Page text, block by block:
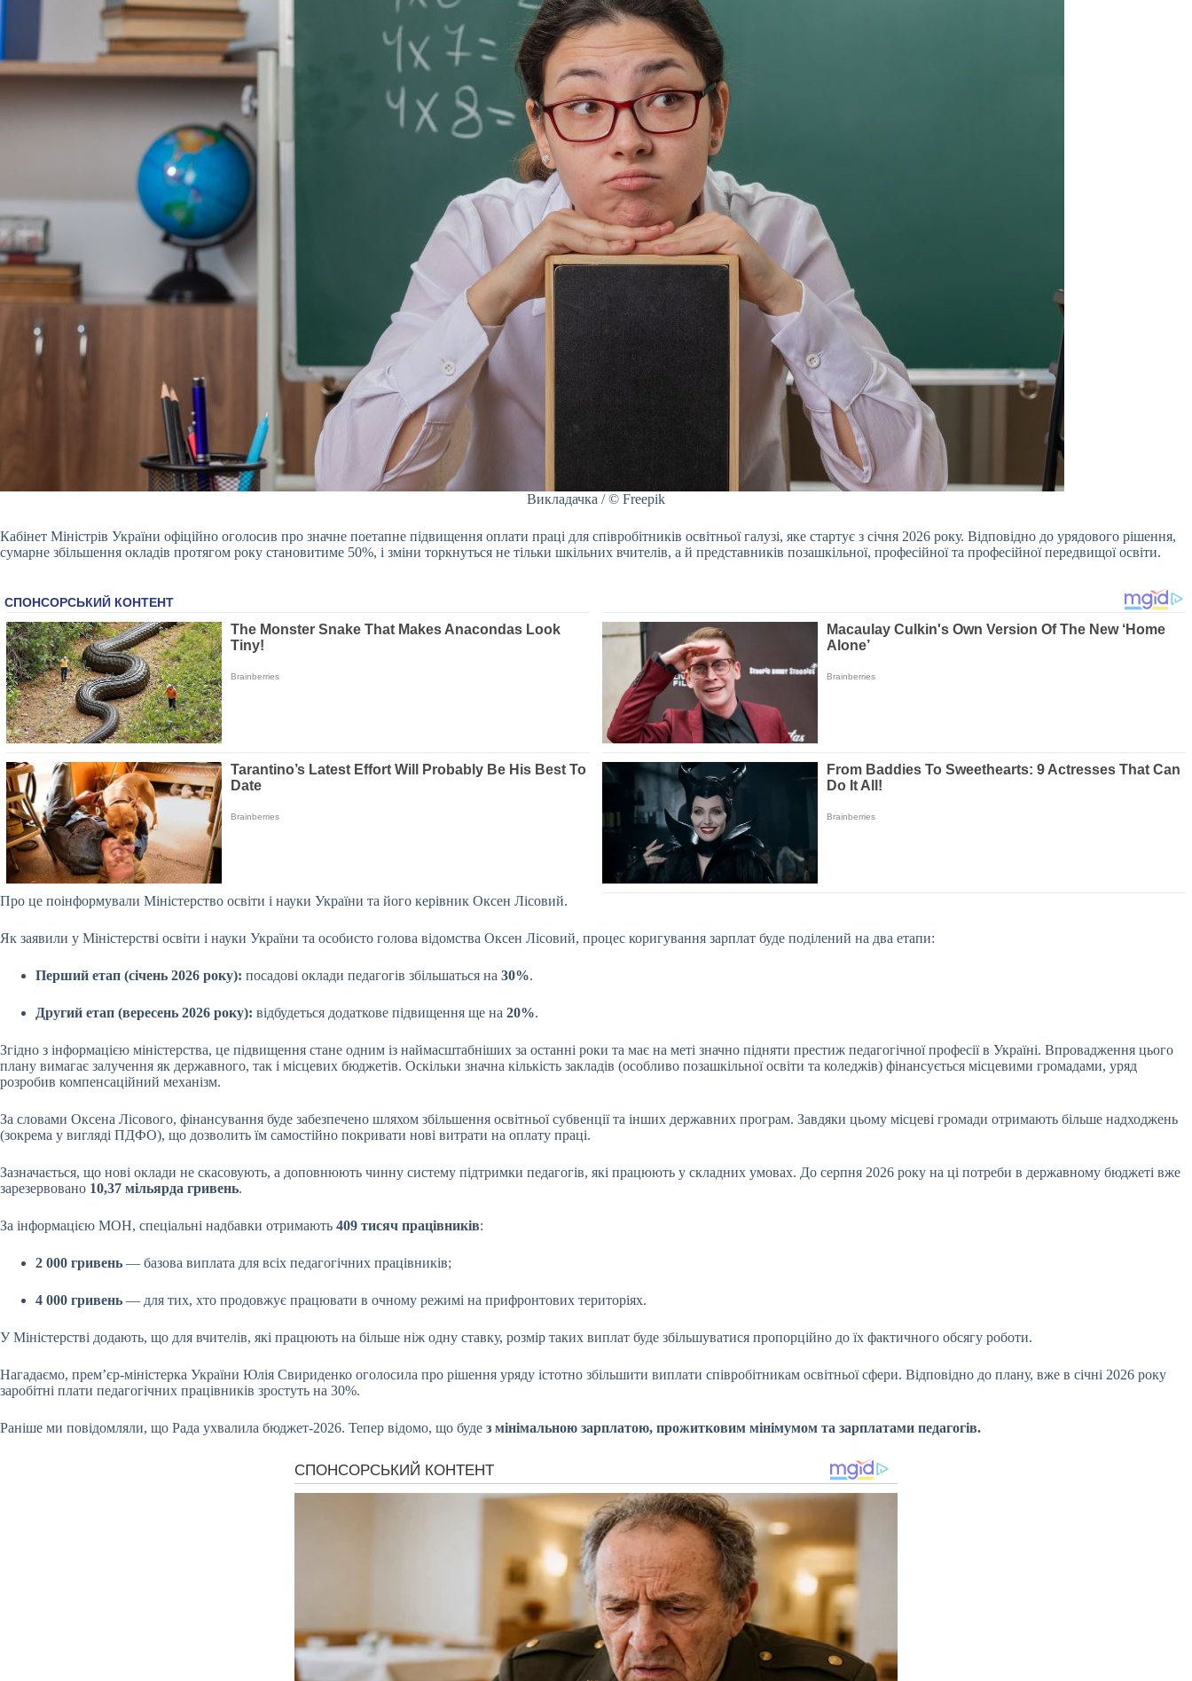
Викладачка / © Freepik
Кабінет Міністрів України офіційно оголосив про значне поетапне підвищення оплати праці для співробітників освітньої галузі, яке стартує з січня 2026 року. Відповідно до урядового рішення,
сумарне збільшення окладів протягом року становитиме 50%, і зміни торкнуться не тільки шкільних вчителів, а й представників позашкільної, професійної та професійної передвищої освіти.
Про це поінформували Міністерство освіти і науки України та його керівник Оксен Лісовий.
Як заявили у Міністерстві освіти і науки України та особисто голова відомства Оксен Лісовий, процес коригування зарплат буде поділений на два етапи:
Перший етап (січень 2026 року): посадові оклади педагогів збільшаться на 30%.
Другий етап (вересень 2026 року): відбудеться додаткове підвищення ще на 20%.
Згідно з інформацією міністерства, це підвищення стане одним із наймасштабніших за останні роки та має на меті значно підняти престиж педагогічної професії в Україні. Впровадження цього
плану вимагає залучення як державного, так і місцевих бюджетів. Оскільки значна кількість закладів (особливо позашкільної освіти та коледжів) фінансується місцевими громадами, уряд
розробив компенсаційний механізм.
За словами Оксена Лісового, фінансування буде забезпечено шляхом збільшення освітньої субвенції та інших державних програм. Завдяки цьому місцеві громади отримають більше надходжень
(зокрема у вигляді ПДФО), що дозволить їм самостійно покривати нові витрати на оплату праці.
Зазначається, що нові оклади не скасовують, а доповнюють чинну систему підтримки педагогів, які працюють у складних умовах. До серпня 2026 року на ці потреби в державному бюджеті вже
зарезервовано 10,37 мільярда гривень.
За інформацією МОН, спеціальні надбавки отримають 409 тисяч працівників:
2 000 гривень — базова виплата для всіх педагогічних працівників;
4 000 гривень — для тих, хто продовжує працювати в очному режимі на прифронтових територіях.
У Міністерстві додають, що для вчителів, які працюють на більше ніж одну ставку, розмір таких виплат буде збільшуватися пропорційно до їх фактичного обсягу роботи.
Нагадаємо, прем’єр-міністерка України Юлія Свириденко оголосила про рішення уряду істотно збільшити виплати співробітникам освітньої сфери. Відповідно до плану, вже в січні 2026 року
заробітні плати педагогічних працівників зростуть на 30%.
Раніше ми повідомляли, що Рада ухвалила бюджет-2026. Тепер відомо, що буде з мінімальною зарплатою, прожитковим мінімумом та зарплатами педагогів.